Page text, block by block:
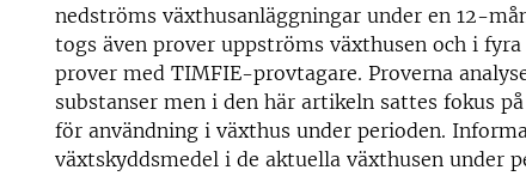
nedströms växthusanläggningar under en 12-
togs även prover uppströms växthusen och i
prover med TIMFIE-provtagare. Proverna
substanser men i den här artikeln sattes fokus
för användning i växthus under perioden.
växtskyddsmedel i de aktuella växthusen under